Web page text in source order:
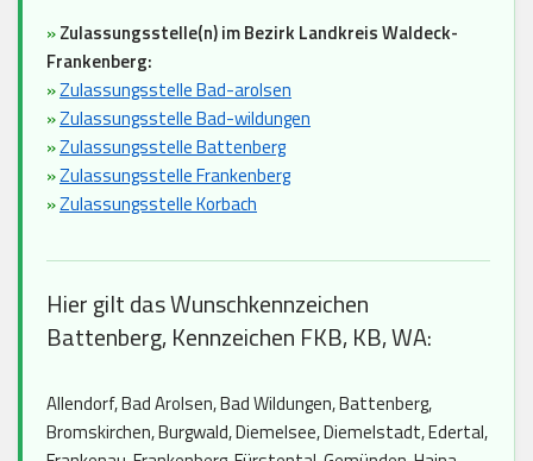
»Zulassungsstelle(n) im Bezirk Landkreis Waldeck-
Frankenberg:
»Zulassungsstelle Bad-arolsen
»Zulassungsstelle Bad-wildungen
»Zulassungsstelle Battenberg
»Zulassungsstelle Frankenberg
»Zulassungsstelle Korbach
Hier gilt das Wunschkennzeichen
Battenberg, Kennzeichen FKB, KB, WA:
Allendorf, Bad Arolsen, Bad Wildungen, Battenberg,
Bromskirchen, Burgwald, Diemelsee, Diemelstadt, Edertal,